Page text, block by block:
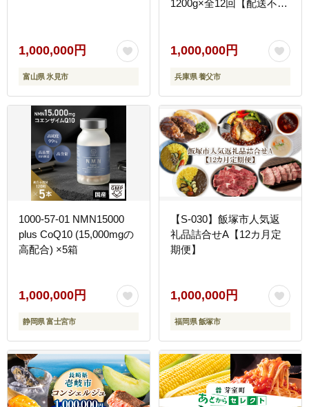
1,000,000円
富山県 氷見市
1200g×全12回【配送不可
1,000,000円
兵庫県 養父市
1000-57-01 NMN15000
plus CoQ10 (15,000mgの
高配合) ×5箱
1,000,000円
静岡県 富士宮市
【S-030】飯塚市人気返
礼品詰合せA【12カ月定
期便】
1,000,000円
福岡県 飯塚市